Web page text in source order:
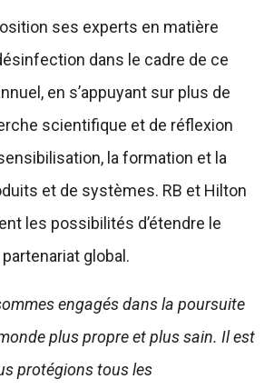
ses experts en matière
dans le cadre de ce
en s’appuyant sur plus de
scientifique et de réflexion
la formation et la
et de systèmes. RB et Hilton
les possibilités d’étendre le
global.
engagés dans la poursuite
plus propre et plus sain. Il est
protégions tous les